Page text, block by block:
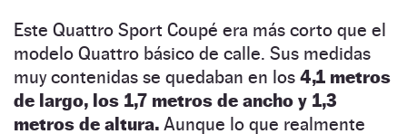
Este Quattro Sport Coupé era más corto que el
modelo Quattro básico de calle. Sus medidas
muy contenidas se quedaban en los 4,1 metros
de largo, los 1,7 metros de ancho y 1,3
metros de altura. Aunque lo que realmente